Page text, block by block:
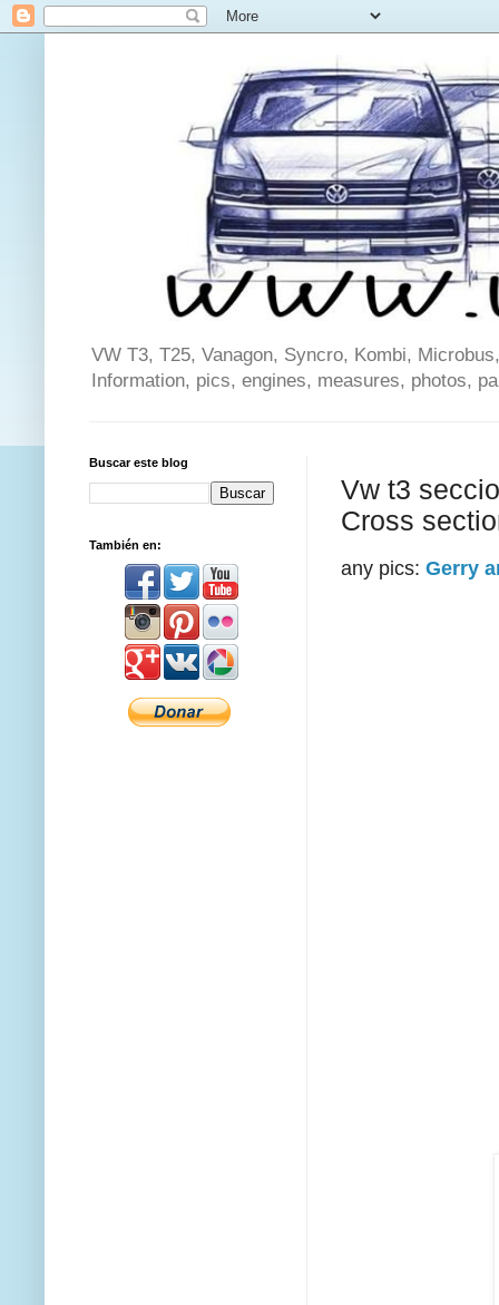
VW T3, T25, Vanagon, Syncro, Kombi,
Information, pics, engines, measures, photos,
Vw t3
Cross
any pics: Gerry
Buscar este blog
También en: